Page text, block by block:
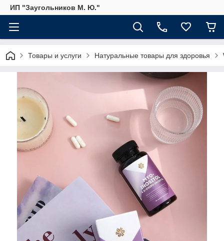
ИП "Заугольников М. Ю."
Товары и услуги Натуральные товары для здоровья